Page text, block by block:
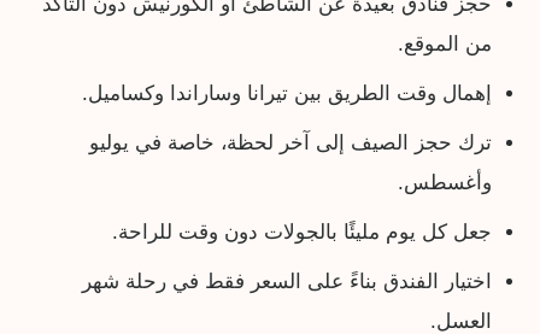
من الموقع.
إهمال وقت الطريق بين تيرانا وساراندا وكساميل.
ترك حجز الصيف إلى آخر لحظة، خاصة في يوليو
وأغسطس.
جعل كل يوم مليئًا بالجولات دون وقت للراحة.
اختيار الفندق بناءً على السعر فقط في رحلة شهر
العسل.